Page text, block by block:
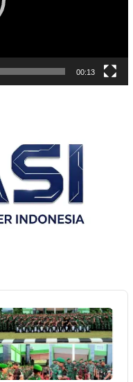
00:13